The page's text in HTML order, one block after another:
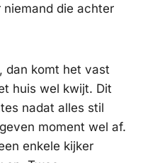
die achter
dan komt het vast
huis wel kwijt. Dit
nadat alles stil
moment wel af.
enkele kijker